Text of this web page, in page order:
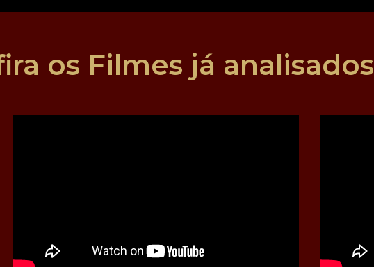
os Filmes já analisados